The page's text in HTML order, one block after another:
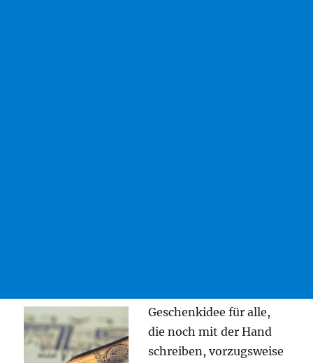
Geschenk­idee für alle,
die noch mit der Hand
schrei­ben, vor­zugs­wei­se